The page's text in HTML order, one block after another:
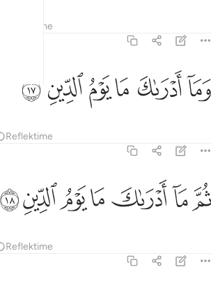
Reflektime
وما ادراك ما يوم الدين ١٧
وَمَآ أَدْرَىٰكَ مَا يَوْمُ ٱلدِّينِ ١٧
ﲍﲎ ﲏﲐﲑﲒ
Reflektime
ثم ما ادراك ما يوم الدين ١٨
ثُمَّ مَآ أَدْرَىٰكَ مَا يَوْمُ ٱلدِّينِ ١٨
ﲓﲔﲕﲖﲗﲘﲙ
Reflektime